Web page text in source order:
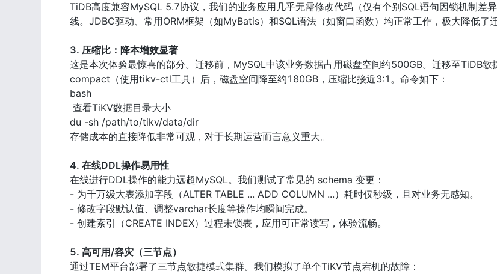
TiDB高度兼容MySQL 5.7协议，我们的业务应用几乎无需修改代码（仅有个别SQL语句因锁机制差
线。JDBC驱动、常用ORM框架（如MyBatis）和SQL语法（如窗口函数）均正常工作，极大降低了
3. 压缩比：降本增效显著
这是本次体验最惊喜的部分。迁移前，MySQL中该业务数据占用磁盘空间约500GB。迁移至TiDB敏
compact（使用tikv-ctl工具）后，磁盘空间降至约180GB，压缩比接近3:1。命令如下：
bash
du -sh /path/to/tikv/data/dir
存储成本的直接降低非常可观，对于长期运营而言意义重大。
4. 在线DDL操作易用性
在线进行DDL操作的能力远超MySQL。我们测试了常见的 schema 变更：
- 为千万级大表添加字段（ALTER TABLE ... ADD COLUMN ...）耗时仅秒级，且对业务无感知。
- 修改字段默认值、调整varchar长度等操作均瞬间完成。
- 创建索引（CREATE INDEX）过程未锁表，应用可正常读写，体验流畅。
5. 高可用/容灾（三节点）
通过TEM平台部署了三节点敏捷模式集群。我们模拟了单个TiKV节点宕机的故障：